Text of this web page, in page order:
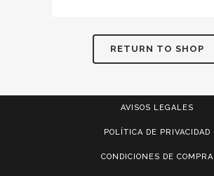
RETURN TO SHOP
AVISOS LEGALES
POLÍTICA DE PRIVACIDAD
CONDICIONES DE COMPRA